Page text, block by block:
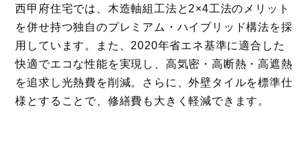
西甲府住宅では、木造軸組工法と2×4工法のメリット
を併せ持つ独自のプレミアム・ハイブリッド構法を採
用しています。また、2020年省エネ基準に適合した
快適でエコな性能を実現し、高気密・高断熱・高遮熱
を追求し光熱費を削減。さらに、外壁タイルを標準仕
様とすることで、修繕費も大きく軽減できます。